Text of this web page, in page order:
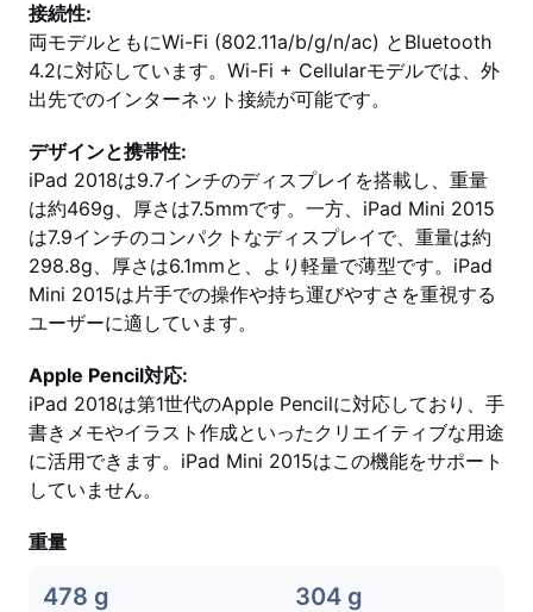
接続性:
両モデルともにWi-Fi (802.11a/b/g/n/ac) とBluetooth
4.2に対応しています。Wi-Fi + Cellularモデルでは、外
出先でのインターネット接続が可能です。
デザインと携帯性:
iPad 2018は9.7インチのディスプレイを搭載し、重量
は約469g、厚さは7.5mmです。一方、iPad Mini 2015
は7.9インチのコンパクトなディスプレイで、重量は約
298.8g、厚さは6.1mmと、より軽量で薄型です。iPad
Mini 2015は片手での操作や持ち運びやすさを重視する
ユーザーに適しています。
Apple Pencil対応:
iPad 2018は第1世代のApple Pencilに対応しており、手
書きメモやイラスト作成といったクリエイティブな用途
に活用できます。iPad Mini 2015はこの機能をサポート
していません。
重量
478 g 304 g